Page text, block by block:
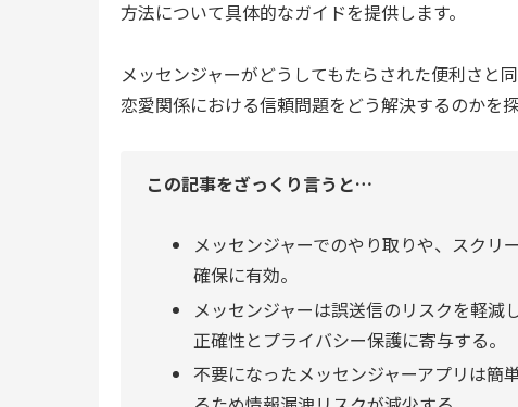
方法について具体的なガイドを提供します。
メッセンジャーがどうしてもたらされた便利さと
恋愛関係における信頼問題をどう解決するのかを探
この記事をざっくり言うと…
メッセンジャーでのやり取りや、スクリ
確保に有効。
メッセンジャーは誤送信のリスクを軽
正確性とプライバシー保護に寄与する。
不要になったメッセンジャーアプリは簡